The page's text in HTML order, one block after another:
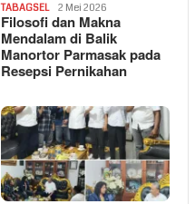
TABAGSEL 2 Mei 2026
Filosofi dan Makna
Mendalam di Balik
Manortor Parmasak pada
Resepsi Pernikahan